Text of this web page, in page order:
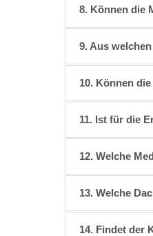
8. Können die
9. Aus
10. Können
11. Ist für die
12. Welche
13. Welche
14. Findet der